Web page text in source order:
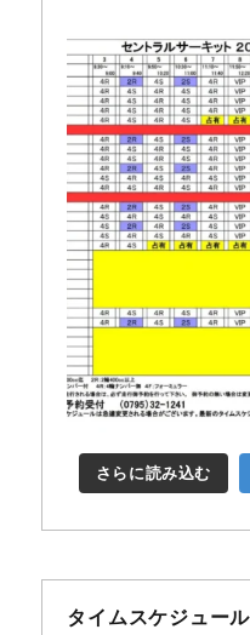
さらに読み込む
タイムスケジュール